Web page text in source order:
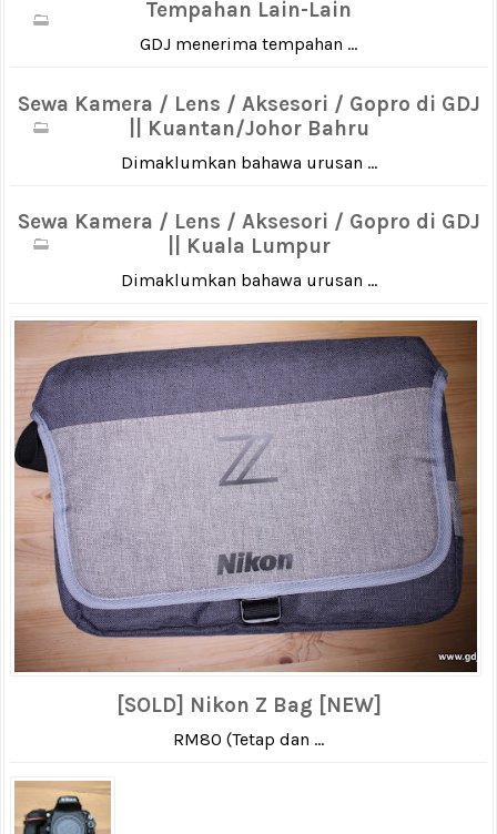
Tempahan Lain-Lain
GDJ menerima tempahan ...
Sewa Kamera / Lens / Aksesori / Gopro di GDJ
|| Kuantan/Johor Bahru
Dimaklumkan bahawa urusan ...
Sewa Kamera / Lens / Aksesori / Gopro di GDJ
|| Kuala Lumpur
Dimaklumkan bahawa urusan ...
[SOLD] Nikon Z Bag [NEW]
RM80 (Tetap dan ...